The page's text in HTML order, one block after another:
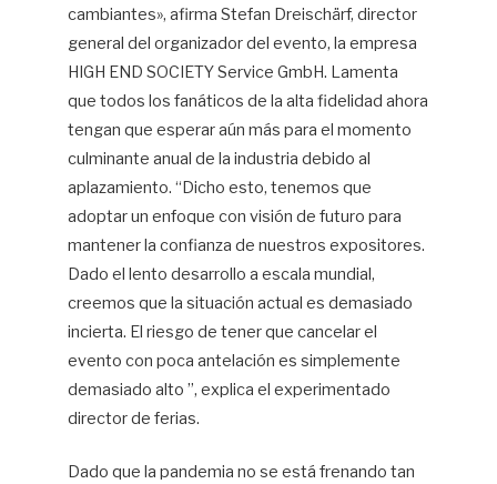
cambiantes», afirma Stefan Dreischärf, director
general del organizador del evento, la empresa
HIGH END SOCIETY Service GmbH. Lamenta
que todos los fanáticos de la alta fidelidad ahora
tengan que esperar aún más para el momento
culminante anual de la industria debido al
aplazamiento. “Dicho esto, tenemos que
adoptar un enfoque con visión de futuro para
mantener la confianza de nuestros expositores.
Dado el lento desarrollo a escala mundial,
creemos que la situación actual es demasiado
incierta. El riesgo de tener que cancelar el
evento con poca antelación es simplemente
demasiado alto ”, explica el experimentado
director de ferias.
Dado que la pandemia no se está frenando tan